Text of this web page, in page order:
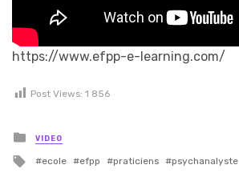
https://www.efpp-e-learning.com/
Post Views: 1 856
Posted in
VIDEO
Tagged with
ecole efpp praticiens psychanalyste